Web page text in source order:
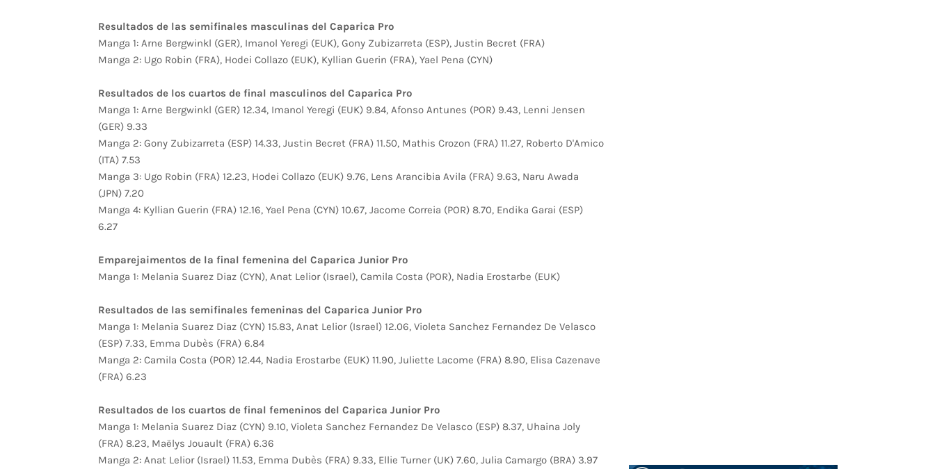
Resultados de las semifinales masculinas del Caparica Pro
Manga 1: Arne Bergwinkl (GER), Imanol Yeregi (EUK), Gony Zubizarreta (ESP), Justin Becret (FRA)
Manga 2: Ugo Robin (FRA), Hodei Collazo (EUK), Kyllian Guerin (FRA), Yael Pena (CYN)
Resultados de los cuartos de final masculinos del Caparica Pro
Manga 1: Arne Bergwinkl (GER) 12.34, Imanol Yeregi (EUK) 9.84, Afonso Antunes (POR) 9.43, Lenni Jensen
(GER) 9.33
Manga 2: Gony Zubizarreta (ESP) 14.33, Justin Becret (FRA) 11.50, Mathis Crozon (FRA) 11.27, Roberto D'Amico
(ITA) 7.53
Manga 3: Ugo Robin (FRA) 12.23, Hodei Collazo (EUK) 9.76, Lens Arancibia Avila (FRA) 9.63, Naru Awada
(JPN) 7.20
Manga 4: Kyllian Guerin (FRA) 12.16, Yael Pena (CYN) 10.67, Jacome Correia (POR) 8.70, Endika Garai (ESP)
6.27
Emparejaimentos de la final femenina del Caparica Junior Pro
Manga 1: Melania Suarez Diaz (CYN), Anat Lelior (Israel), Camila Costa (POR), Nadia Erostarbe (EUK)
Resultados de las semifinales femeninas del Caparica Junior Pro
Manga 1: Melania Suarez Diaz (CYN) 15.83, Anat Lelior (Israel) 12.06, Violeta Sanchez Fernandez De Velasco
(ESP) 7.33, Emma Dubès (FRA) 6.84
Manga 2: Camila Costa (POR) 12.44, Nadia Erostarbe (EUK) 11.90, Juliette Lacome (FRA) 8.90, Elisa Cazenave
(FRA) 6.23
Resultados de los cuartos de final femeninos del Caparica Junior Pro
Manga 1: Melania Suarez Diaz (CYN) 9.10, Violeta Sanchez Fernandez De Velasco (ESP) 8.37, Uhaina Joly
(FRA) 8.23, Maëlys Jouault (FRA) 6.36
Manga 2: Anat Lelior (Israel) 11.53, Emma Dubès (FRA) 9.33, Ellie Turner (UK) 7.60, Julia Camargo (BRA) 3.97